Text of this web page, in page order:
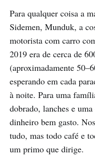
Para qualquer coisa a
Sidemen, Munduk, a
motorista com carro
2019 era de cerca de
(aproximadamente
esperando em cada
à noite. Para uma
dobrado, lanches e
dinheiro bem gasto.
tudo, mas todo café e
um primo que dirige.